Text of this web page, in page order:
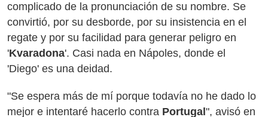
complicado de la pronunciación de su nombre. Se
convirtió, por su desborde, por su insistencia en el
regate y por su facilidad para generar peligro en
'Kvaradona'. Casi nada en Nápoles, donde el
'Diego' es una deidad.
"Se espera más de mí porque todavía no he dado lo
mejor e intentaré hacerlo contra Portugal ", avisó en